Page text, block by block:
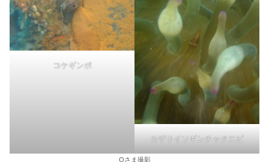
コケギンポ
カザリイソギンチャクエビ
Oさま撮影